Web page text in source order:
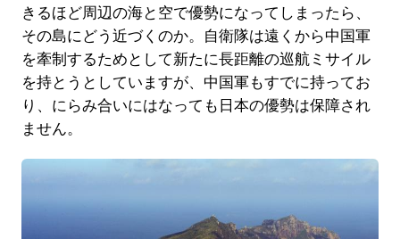
きるほど周辺の海と空で優勢になってしまったら、
その島にどう近づくのか。自衛隊は遠くから中国軍
を牽制するためとして新たに長距離の巡航ミサイル
を持とうとしていますが、中国軍もすでに持ってお
り、にらみ合いにはなっても日本の優勢は保障され
ません。